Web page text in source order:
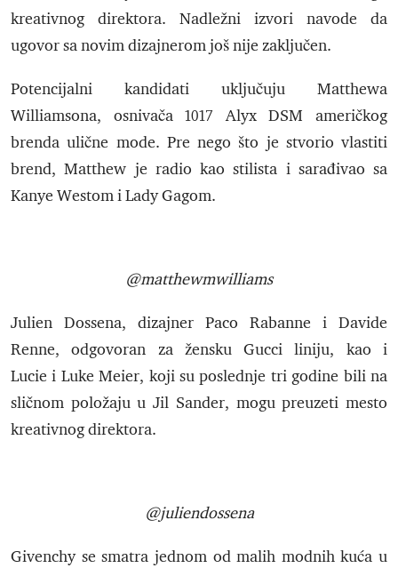
kreativnog direktora. Nadležni izvori navode da
ugovor sa novim dizajnerom još nije zaključen.
Potencijalni kandidati uključuju Matthewa
Williamsona, osnivača 1017 Alyx DSM američkog
brenda ulične mode. Pre nego što je stvorio vlastiti
brend, Matthew je radio kao stilista i sarađivao sa
Kanye Westom i Lady Gagom.
@matthewmwilliams
Julien Dossena, dizajner Paco Rabanne i Davide
Renne, odgovoran za žensku Gucci liniju, kao i
Lucie i Luke Meier, koji su poslednje tri godine bili na
sličnom položaju u Jil Sander, mogu preuzeti mesto
kreativnog direktora.
@juliendossena
Givenchy se smatra jednom od malih modnih kuća u